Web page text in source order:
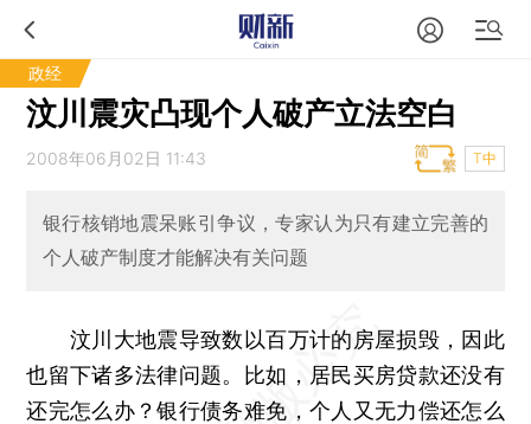
政经
汶川震灾凸现个人破产立法空白
2008年06月02日 11:43 T中
银行核销地震呆账引争议，专家认为只有建立完善的
个人破产制度才能解决有关问题
汶川大地震导致数以百万计的房屋损毁，因此
也留下诸多法律问题。比如，居民买房贷款还没有
还完怎么办？银行债务难免，个人又无力偿还怎么